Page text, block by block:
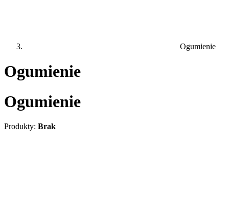
Ogumienie
Ogumienie
Ogumienie
Produkty: Brak